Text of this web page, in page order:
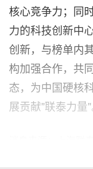
核心竞争力；同
力的科技创新中
创新，与榜单内
构加强合作，共
态，为中国硬核
展贡献"联泰力量"
消息来源：上海联